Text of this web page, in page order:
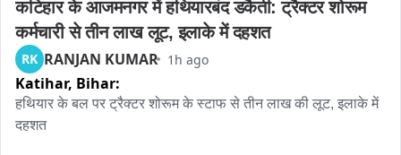
कटिहार के आजमनगर में हथियारबंद डकैती: ट्रैक्टर शोरूम
कर्मचारी से तीन लाख लूट, इलाके में दहशत
RK RANJAN KUMAR 1h ago
Katihar, Bihar:
हथियार के बल पर ट्रैक्टर शोरूम के स्टाफ से तीन लाख की लूट, इलाके में
दहशत